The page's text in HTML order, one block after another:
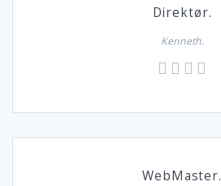
Direktør.
Kenneth.
WebMaster.